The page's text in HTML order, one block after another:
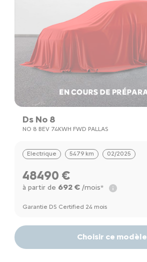
Ds No 8
NO 8 BEV 74KWH FWD PALLAS
Electrique 5479 km 02/2025
48490 €
à partir de 692 €/mois*
Garantie DS Certified 24 mois
Choisir ce modèle